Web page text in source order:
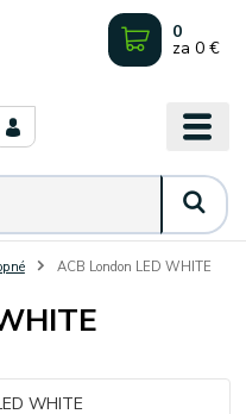
0
za 0 €
ACB London LED WHITE